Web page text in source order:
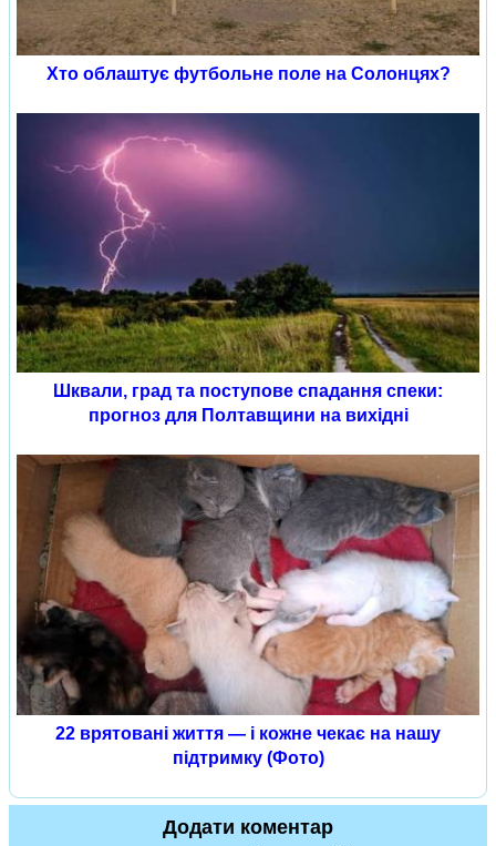
Хто облаштує футбольне поле на Солонцях?
Шквали, град та поступове спадання спеки:
прогноз для Полтавщини на вихідні
22 врятовані життя — і кожне чекає на нашу
підтримку (Фото)
Додати коментар